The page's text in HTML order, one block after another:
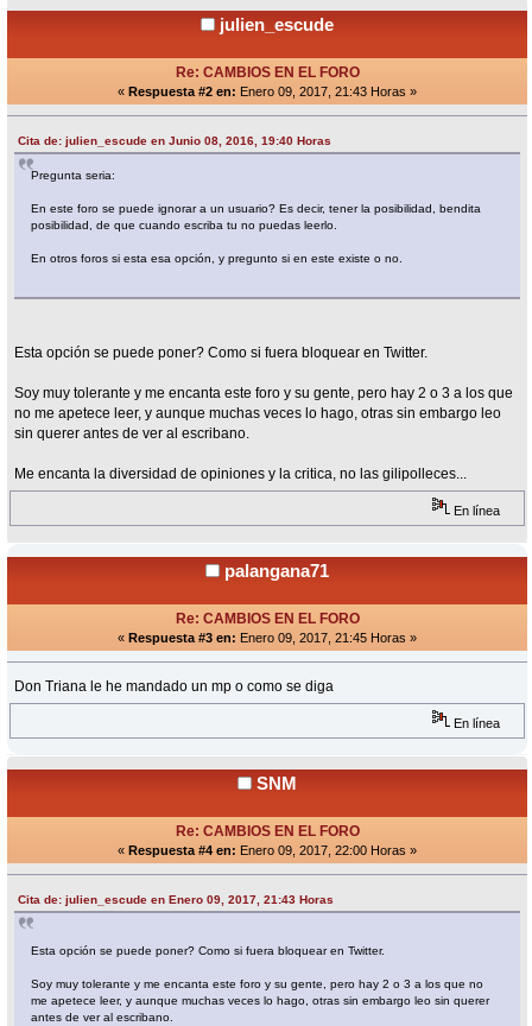
julien_escude
Re: CAMBIOS EN EL FORO
« Respuesta #2 en: Enero 09, 2017, 21:43 Horas »
Cita de: julien_escude en Junio 08, 2016, 19:40 Horas
Pregunta seria:
En este foro se puede ignorar a un usuario? Es decir, tener la posibilidad, bendita
posibilidad, de que cuando escriba tu no puedas leerlo.
En otros foros si esta esa opción, y pregunto si en este existe o no.
Esta opción se puede poner? Como si fuera bloquear en Twitter.
Soy muy tolerante y me encanta este foro y su gente, pero hay 2 o 3 a los que
no me apetece leer, y aunque muchas veces lo hago, otras sin embargo leo
sin querer antes de ver al escribano.
Me encanta la diversidad de opiniones y la critica, no las gilipolleces...
En línea
palangana71
Re: CAMBIOS EN EL FORO
« Respuesta #3 en: Enero 09, 2017, 21:45 Horas »
Don Triana le he mandado un mp o como se diga
En línea
SNM
Re: CAMBIOS EN EL FORO
« Respuesta #4 en: Enero 09, 2017, 22:00 Horas »
Cita de: julien_escude en Enero 09, 2017, 21:43 Horas
Esta opción se puede poner? Como si fuera bloquear en Twitter.
Soy muy tolerante y me encanta este foro y su gente, pero hay 2 o 3 a los que no
me apetece leer, y aunque muchas veces lo hago, otras sin embargo leo sin querer
antes de ver al escribano.